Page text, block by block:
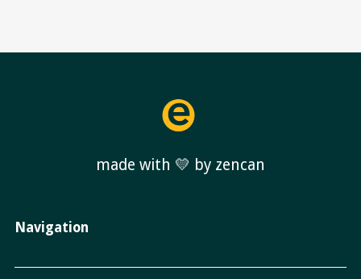
made with 💛 by zencan
Navigation